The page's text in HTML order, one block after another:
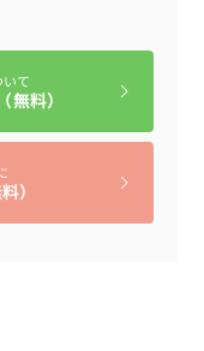
の時期や穴場スポ
まずはお気軽にお
日もあります。お
て
料）
）